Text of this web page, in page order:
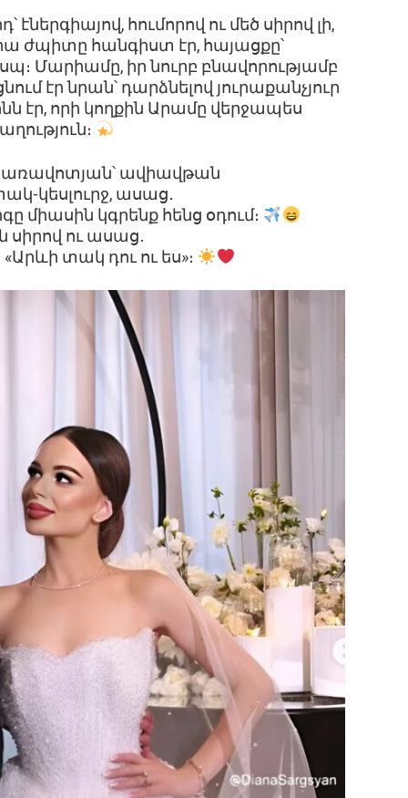
էներգիայով, հումորով ու մեծ սիրով լի,
ժպիտը հանգիստ էր, հայացքը՝
Մարիամը, իր նուրբ բնավորությամբ
էր նրան՝ դարձնելով յուրաքանչյուր
էր, որի կողքին Արամը վերջապես
առավոտյան՝ ավիավթան
կեսլուրջ, ասաց․
միասին կգրենք հենց օդում։
ու ասաց․
տակ դու ու ես»։